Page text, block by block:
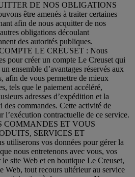
DE NOS OBLIGATIONS
être amenés à traiter certaines
afin de nous acquitter de nos
obligations découlant
des autorités publiques.
LE CREUSET : Nous
pour créer un compte Le Creuset qui
ensemble d’avantages réservés aux
afin de vous permettre de mieux
tels que le paiement accéléré,
adresses d’expédition et la
des commandes. Cette activité de
l’exécution contractuelle de ce service.
COMMANDES ET VOUS
SERVICES ET
utiliserons vos données pour gérer la
nous entretenons avec vous, vos
le site Web et en boutique Le Creuset,
Web, tout recours ultérieur au service